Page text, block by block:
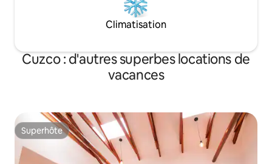
Climatisation
Cuzco : d'autres superbes locations de
vacances
Superhôte
Superhôte